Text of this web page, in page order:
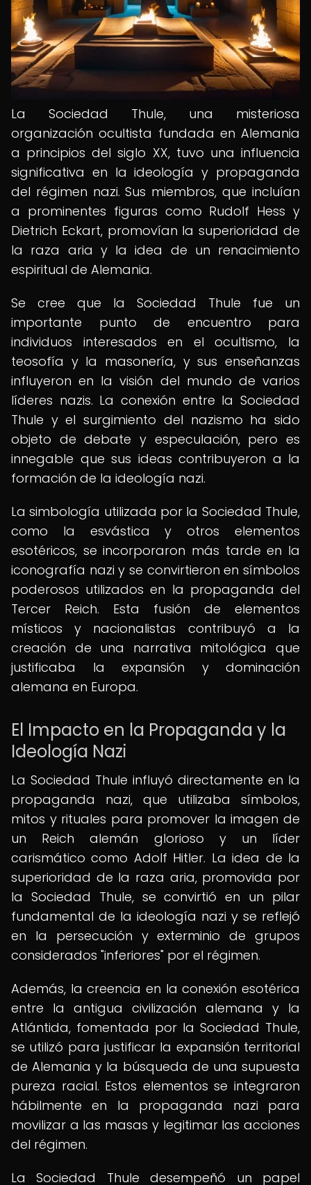
La Sociedad Thule, una misteriosa
organización ocultista fundada en Alemania
a principios del siglo XX, tuvo una influencia
significativa en la ideología y propaganda
del régimen nazi. Sus miembros, que incluían
a prominentes figuras como Rudolf Hess y
Dietrich Eckart, promovían la superioridad de
la raza aria y la idea de un renacimiento
espiritual de Alemania.
Se cree que la Sociedad Thule fue un
importante punto de encuentro para
individuos interesados en el ocultismo, la
teosofía y la masonería, y sus enseñanzas
influyeron en la visión del mundo de varios
líderes nazis. La conexión entre la Sociedad
Thule y el surgimiento del nazismo ha sido
objeto de debate y especulación, pero es
innegable que sus ideas contribuyeron a la
formación de la ideología nazi.
La simbología utilizada por la Sociedad Thule,
como la esvástica y otros elementos
esotéricos, se incorporaron más tarde en la
iconografía nazi y se convirtieron en símbolos
poderosos utilizados en la propaganda del
Tercer Reich. Esta fusión de elementos
místicos y nacionalistas contribuyó a la
creación de una narrativa mitológica que
justificaba la expansión y dominación
alemana en Europa.
El Impacto en la Propaganda y la
Ideología Nazi
La Sociedad Thule influyó directamente en la
propaganda nazi, que utilizaba símbolos,
mitos y rituales para promover la imagen de
un Reich alemán glorioso y un líder
carismático como Adolf Hitler. La idea de la
superioridad de la raza aria, promovida por
la Sociedad Thule, se convirtió en un pilar
fundamental de la ideología nazi y se reflejó
en la persecución y exterminio de grupos
considerados "inferiores" por el régimen.
Además, la creencia en la conexión esotérica
entre la antigua civilización alemana y la
Atlántida, fomentada por la Sociedad Thule,
se utilizó para justificar la expansión territorial
de Alemania y la búsqueda de una supuesta
pureza racial. Estos elementos se integraron
hábilmente en la propaganda nazi para
movilizar a las masas y legitimar las acciones
del régimen.
La Sociedad Thule desempeñó un papel